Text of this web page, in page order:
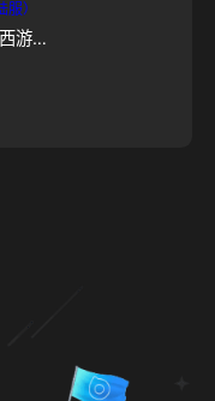
梦幻西游（大陆服）